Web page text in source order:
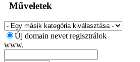
Műveletek
Új domain nevet regisztrálok
www.